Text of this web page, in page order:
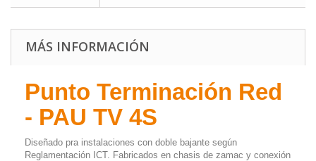
MÁS INFORMACIÓN
Punto Terminación Red
- PAU TV 4S
Diseñado pra instalaciones con doble bajante según
Reglamentación ICT. Fabricados en chasis de zamac y conexión